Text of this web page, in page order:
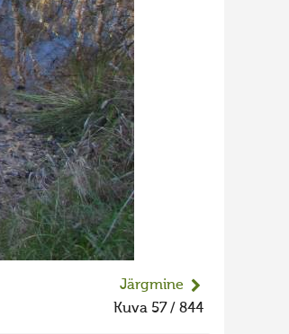
Järgmine
Kuva 57 / 844